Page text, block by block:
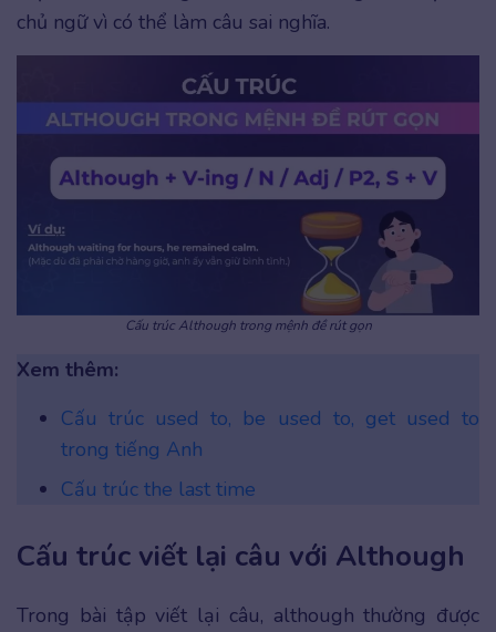
chủ ngữ vì có thể làm câu sai nghĩa.
Cấu trúc Although trong mệnh đề rút gọn
Xem thêm:
Cấu trúc used to, be used to, get used to
trong tiếng Anh
Cấu trúc the last time
Cấu trúc viết lại câu với Although
Trong bài tập viết lại câu, although thường được